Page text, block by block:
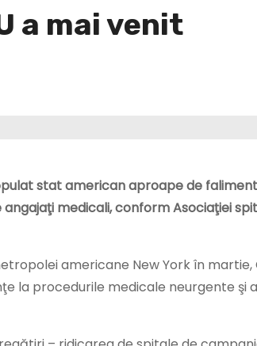
a mai venit
stat american aproape de
medicali, conform Asociaţiei
americane New York în martie,
la procedurile medicale neurgente şi